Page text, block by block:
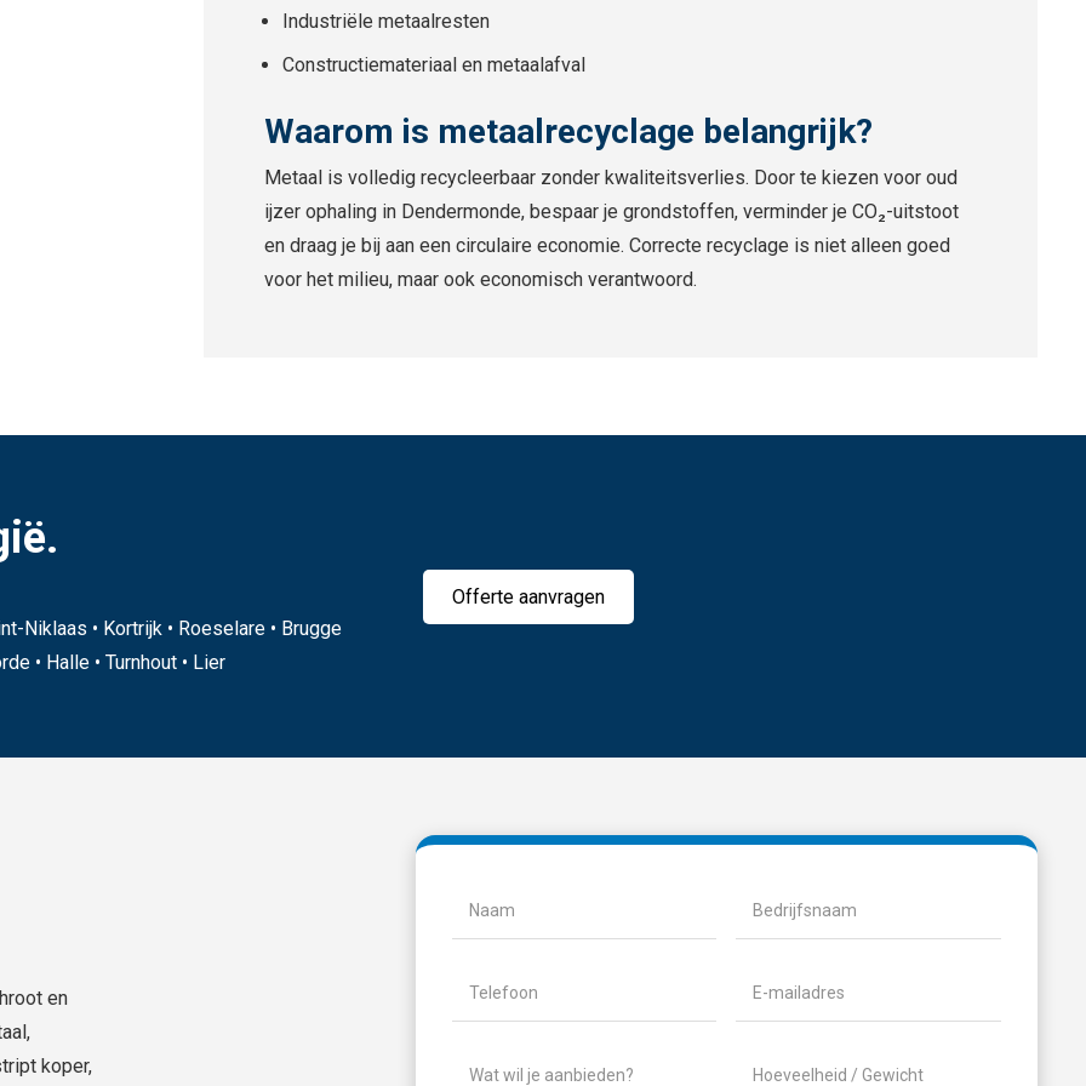
Industriële metaalresten
Constructiemateriaal en metaalafval
Waarom is metaalrecyclage belangrijk?
Metaal is volledig recycleerbaar zonder kwaliteitsverlies. Door te kiezen voor oud
ijzer ophaling in Dendermonde, bespaar je grondstoffen, verminder je CO₂-uitstoot
en draag je bij aan een circulaire economie. Correcte recyclage is niet alleen goed
voor het milieu, maar ook economisch verantwoord.
Niklaas • Kortrijk • Roeselare • Brugge
• Halle • Turnhout • Lier
Offerte aanvragen
en
koper,